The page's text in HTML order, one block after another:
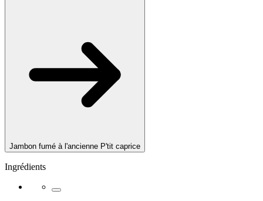
Jambon fumé à l'ancienne P'tit caprice
Ingrédients